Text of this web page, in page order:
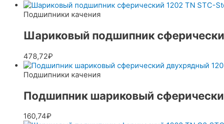
Подшипники качения
Шариковый подшипник
478,72₽
Подшипники качения
Подшипник шариковый
160,74₽